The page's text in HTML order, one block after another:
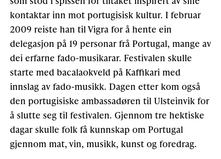
kontaktar inn mot portugisisk kultur. I februar
2009 reiste han til Vigra for å hente ein
delegasjon på 19 personar frå Portugal, mange av
dei erfarne fado-musikarar. Festivalen skulle
starte med bacalaokveld på Kaffikari med
innslag av fado-musikk. Dagen etter kom også
den portugisiske ambassadøren til Ulsteinvik for
å slutte seg til festivalen. Gjennom tre hektiske
dagar skulle folk få kunnskap om Portugal
gjennom mat, vin, musikk, kunst og foredrag.